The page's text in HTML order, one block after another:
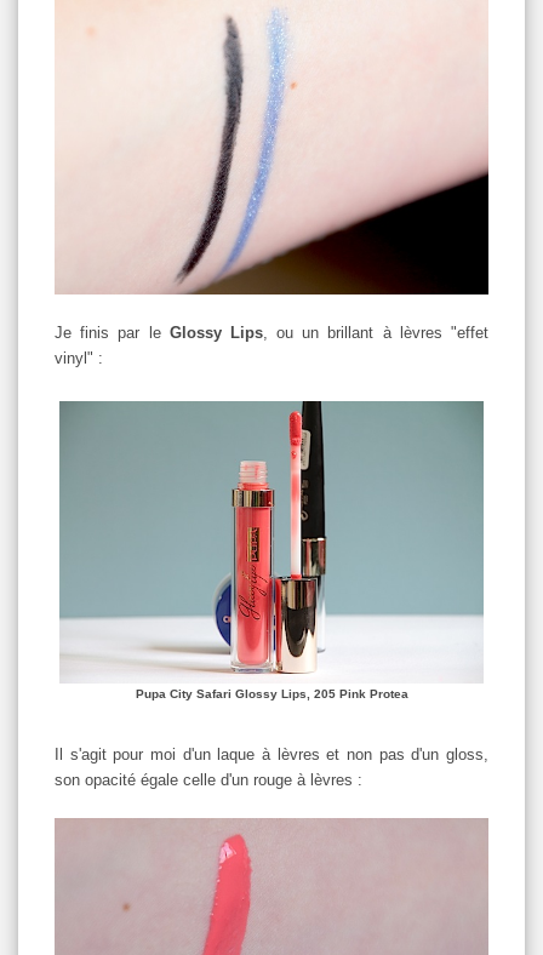
Je finis par leGlossy Lips, ou un brillant à lèvres "effet
vinyl" :
Pupa City Safari Glossy Lips, 205 Pink Protea
Il s'agit pour moi d'un laque à lèvres et non pas d'un gloss,
son opacité égale celle d'un rouge à lèvres :